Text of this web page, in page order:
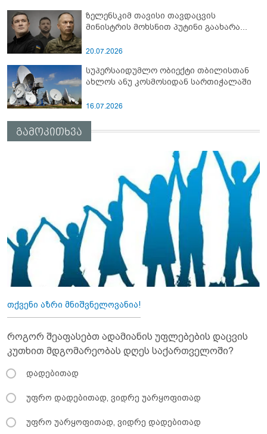
ზელენსკიმ თავისი თავდაცვის
მინისტრის მოხსნით პუტინი გაახარა...
20.07.2026
სუპერსაიდუმლო ობიექტი თბილისთან
ახლოს ანუ კოსმოსიდან სართიჭალაში
16.07.2026
გამოკითხვა
თქვენი აზრი მნიშვნელოვანია!
როგორ შეაფასებთ ადამიანის უფლებების დაცვის
კუთხით მდგომარეობას დღეს საქართველოში?
დადებითად
უფრო დადებითად, ვიდრე უარყოფითად
უფრო უარყოფითად, ვიდრე დადებითად